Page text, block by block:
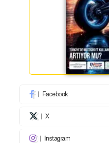
Facebook
X
Instagram